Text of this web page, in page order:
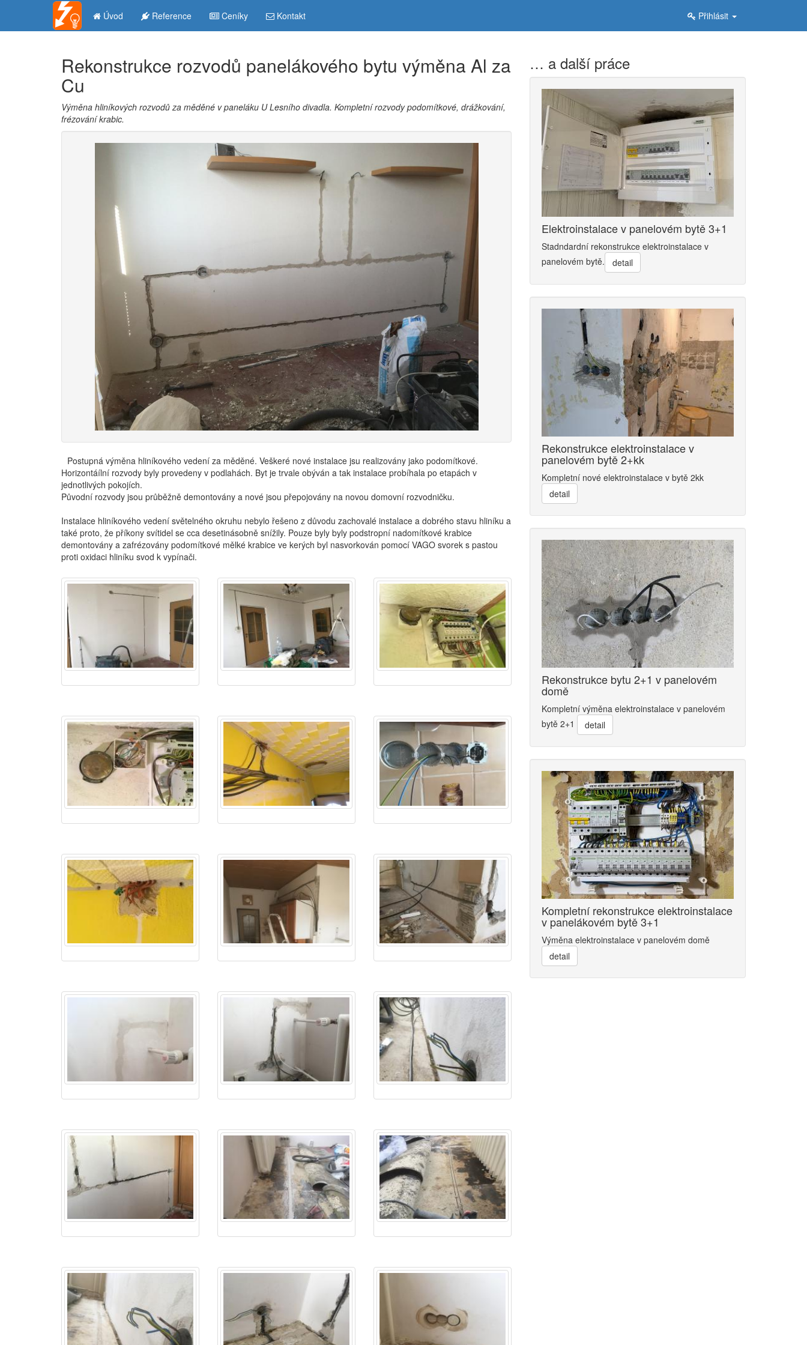
Úvod Reference Ceníky Kontakt Přihlásit
Rekonstrukce rozvodů panelákového bytu výměna Al za
Cu
Výměna hliníkových rozvodů za měděné v paneláku U Lesního divadla. Kompletní rozvody podomítkové, drážkování,
frézování krabic.
Postupná výměna hliníkového vedení za měděné. Veškeré nové instalace jsu realizovány jako podomítkové.
Horizontáílní rozvody byly provedeny v podlahách. Byt je trvale obýván a tak instalace probíhala po etapách v
jednotlivých pokojích.
Původní rozvody jsou průběžně demontovány a nové jsou přepojovány na novou domovní rozvodničku.
Instalace hliníkového vedení světelného okruhu nebylo řešeno z důvodu zachovalé instalace a dobrého stavu hliníku a
také proto, že příkony svítidel se cca desetinásobně snížily. Pouze byly byly podstropní nadomítkové krabice
demontovány a zafrézovány podomítkové mělké krabice ve kerých byl nasvorkován pomocí VAGO svorek s pastou
proti oxidaci hliníku svod k vypínači.
… a další práce
Elektroinstalace v panelovém bytě 3+1
Stadndardní rekonstrukce elektroinstalace v
panelovém bytě.
detail
Rekonstrukce elektroinstalace v
panelovém bytě 2+kk
Kompletní nové elektroinstalace v bytě 2kk
detail
Rekonstrukce bytu 2+1 v panelovém
domě
Kompletní výměna elektroinstalace v panelovém
bytě 2+1
detail
Kompletní rekonstrukce elektroinstalace
v panelákovém bytě 3+1
Výměna elektroinstalace v panelovém domě
detail